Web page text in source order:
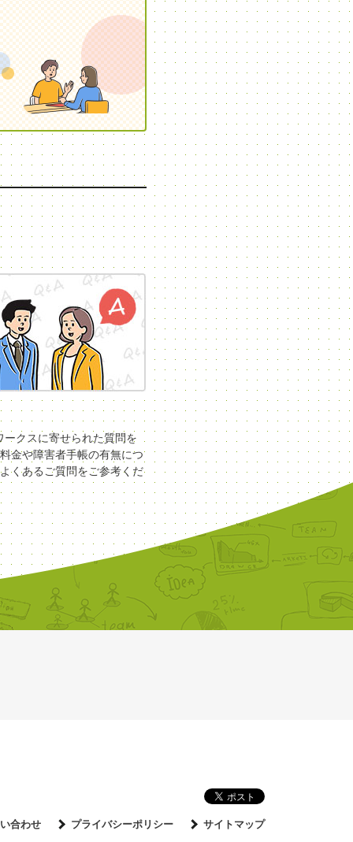
ークスに寄せられた質問を
金や障害者手帳の有無につ
くあるご質問をご参考くだ
合わせ プライバシーポリシー サイトマップ